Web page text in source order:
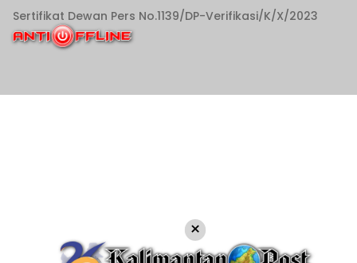
Sertifikat Dewan Pers No.1139/DP-Verifikasi/K/X/2023
×